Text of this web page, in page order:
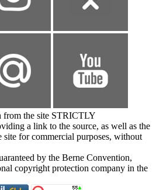
the site STRICTLY
a link to the source, as well as the
site for commercial purposes, without
by the Berne Convention,
copyright protection company in the